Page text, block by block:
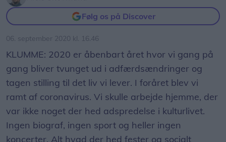
Følg os på Discover
06. september 2020 kl. 16.46
KLUMME: 2020 er åbenbart året hvor vi gang på
gang bliver tvunget ud i adfærdsændringer og
tagen stilling til det liv vi lever. I foråret blev vi
ramt af coronavirus. Vi skulle arbejde hjemme, der
var ikke noget der hed adspredelse i kulturlivet.
Ingen biograf, ingen sport og heller ingen
koncerter. Alt hvad der hed fester og socialt